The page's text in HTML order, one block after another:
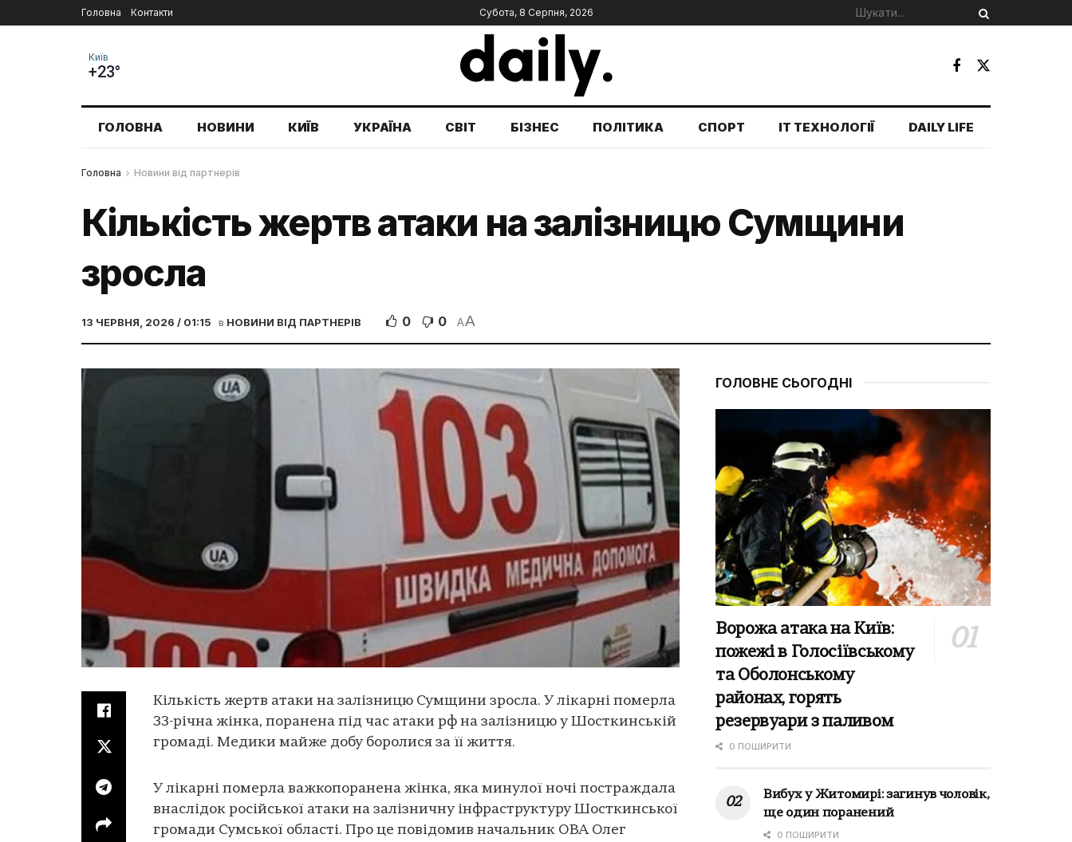
Головна Контакти Субота, 8 Серпня, 2026
Київ
+23°
ГОЛОВНА НОВИНИ КИЇВ УКРАЇНА СВІТ БІЗНЕС ПОЛІТИКА СПОРТ IT ТЕХНОЛОГІЇ DAILY LIFE
Головна Новини від партнерів
Кількість жертв атаки на залізницю Сумщини
зросла
13 ЧЕРВНЯ, 2026 / 01:15 в НОВИНИ ВІД ПАРТНЕРІВ 0 0 AA
Кількість жертв атаки на залізницю Сумщини зросла. У лікарні померла
33-річна жінка, поранена під час атаки рф на залізницю у Шосткинській
громаді. Медики майже добу боролися за її життя.
У лікарні померла важкопоранена жінка, яка минулої ночі постраждала
внаслідок російської атаки на залізничну інфраструктуру Шосткинської
громади Сумської області. Про це повідомив начальник ОВА Олег
ГОЛОВНЕ СЬОГОДНІ
Ворожа атака на Київ:
пожежі в Голосіївському
та Оболонському
районах, горять
резервуари з паливом
0 ПОШИРИТИ
Вибух у Житомирі: загинув чоловік,
ще один поранений
0 ПОШИРИТИ